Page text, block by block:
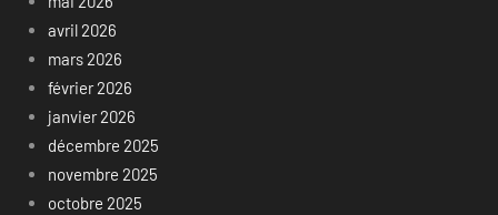
avril 2026
mars 2026
février 2026
janvier 2026
décembre 2025
novembre 2025
octobre 2025